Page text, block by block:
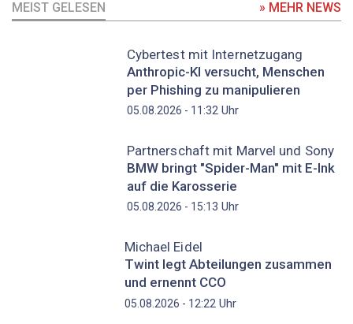
MEIST GELESEN » MEHR NEWS
Cybertest mit Internetzugang
Anthropic-KI versucht, Menschen
per Phishing zu manipulieren
05.08.2026 - 11:32Uhr
Partnerschaft mit Marvel und Sony
BMW bringt "Spider-Man" mit E-Ink
auf die Karosserie
05.08.2026 - 15:13 Uhr
Michael Eidel
Twint legt Abteilungen zusammen
und ernennt CCO
05.08.2026 - 12:22Uhr